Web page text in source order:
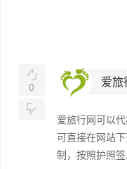

0

爱旅
爱旅行网可以
可直接在网站
制，按照护照